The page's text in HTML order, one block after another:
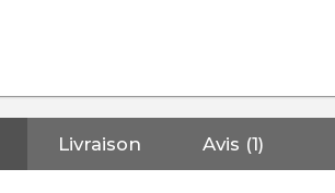
Livraison Avis (1)